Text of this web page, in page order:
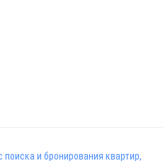
поиска и бронирования квартир,